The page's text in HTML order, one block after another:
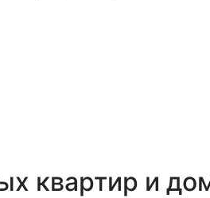
квартир и